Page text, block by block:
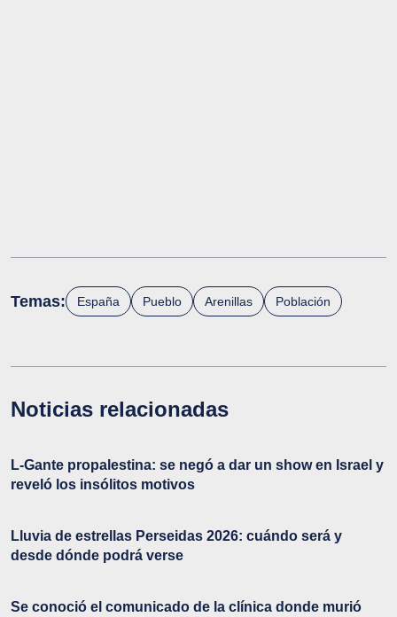
Temas: España Pueblo Arenillas Población
Noticias relacionadas
L-Gante propalestina: se negó a dar un show en Israel y
reveló los insólitos motivos
Lluvia de estrellas Perseidas 2026: cuándo será y
desde dónde podrá verse
Se conoció el comunicado de la clínica donde murió